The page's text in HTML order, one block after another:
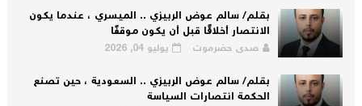
بقلم/ سالم عوض الربيزي .. الميسري ، عندما يكون
الانتصار أخلاقًا قبل أن يكون موقفًا
صدى حضرموت يوليو 04, 2026
بقلم/ سالم عوض الربيزي .. السعودية ، حين تصنع
الحكمة انتصارات السياسة